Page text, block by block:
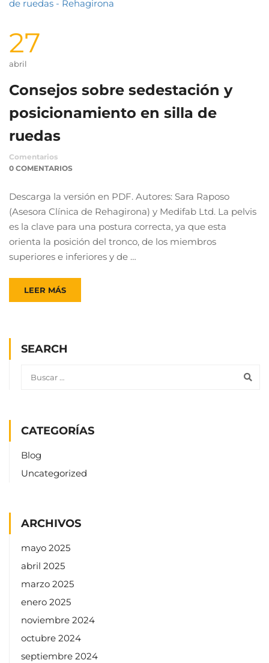
27
abril
Consejos sobre sedestación y
posicionamiento en silla de
ruedas
Comentarios
0 COMENTARIOS
Descarga la versión en PDF. Autores: Sara Raposo
(Asesora Clínica de Rehagirona) y Medifab Ltd. La pelvis
es la clave para una postura correcta, ya que esta
orienta la posición del tronco, de los miembros
superiores e inferiores y de …
LEER MÁS
SEARCH
CATEGORÍAS
Blog
Uncategorized
ARCHIVOS
mayo 2025
abril 2025
marzo 2025
enero 2025
noviembre 2024
octubre 2024
septiembre 2024